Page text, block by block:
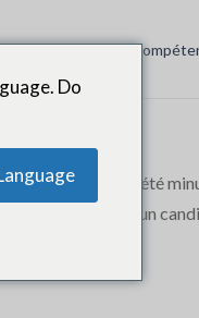
Services
Ils ont été
avoir trouvé un
Do